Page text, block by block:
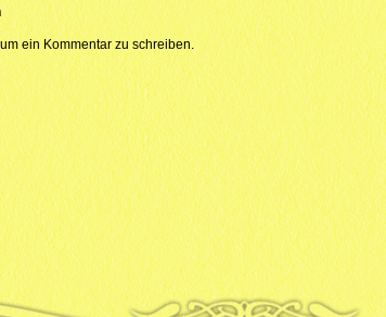
ein Kommentar zu schreiben.